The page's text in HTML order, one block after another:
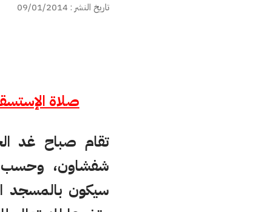
تاريخ النشر : 09/01/2014
صلاة الإستسقاء انطلاقا
شفشاون، وحسب
سيكون بالمسجد